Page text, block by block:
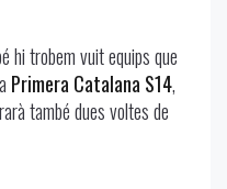
hi trobem vuit equips que
Primera Catalana S14,
també dues voltes de